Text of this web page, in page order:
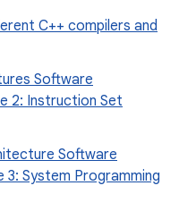
C++ compilers and
Software
2: Instruction Set
Software
3: System Programming